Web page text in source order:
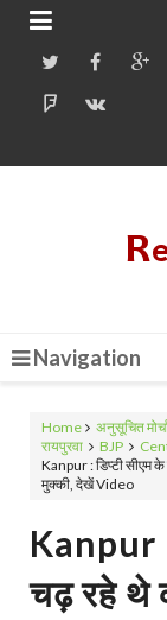

Navigation
Home अनुसूचित
रायपुरवा
BJP
Kanpur : डिप्टी सीएम
मुक्की, देखें Video
Kanpur
चढ़ रहे थे